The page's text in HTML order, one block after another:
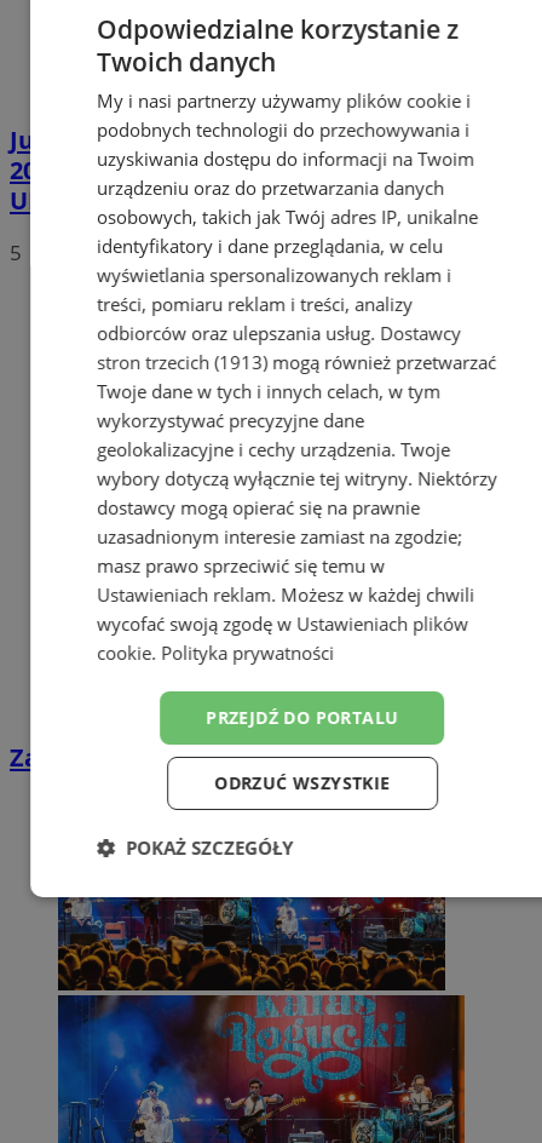
Już w niedzielę startuje Carnall Festiwal
2024 w Zabrzu. Wiemy kto wystąpi! [LINE-
UP]
5
Za nami finał Carnall Festivalu! [ZDJĘCIA]
Odpowiedzialne korzystanie z
Twoich danych
My i nasi partnerzy używamy plików cookie i
podobnych technologii do przechowywania i
uzyskiwania dostępu do informacji na Twoim
urządzeniu oraz do przetwarzania danych
osobowych, takich jak Twój adres IP, unikalne
identyfikatory i dane przeglądania, w celu
wyświetlania spersonalizowanych reklam i
treści, pomiaru reklam i treści, analizy
odbiorców oraz ulepszania usług. Dostawcy
stron trzecich (1913)mogą również przetwarzać
Twoje dane w tych i innych celach, w tym
wykorzystywać precyzyjne dane
geolokalizacyjne i cechy urządzenia. Twoje
wybory dotyczą wyłącznie tej witryny. Niektórzy
dostawcy mogą opierać się na prawnie
uzasadnionym interesie zamiast na zgodzie;
masz prawo sprzeciwić się temu w
Ustawieniach reklam. Możesz w każdej chwili
wycofać swoją zgodę w Ustawieniach plików
cookie. Polityka prywatności
PRZEJDŹ DO PORTALU
ODRZUĆ WSZYSTKIE
POKAŻ SZCZEGÓŁY
Niezbędne Wydajność Targetowanie
Funkcjonalność Niesklasyfikowane